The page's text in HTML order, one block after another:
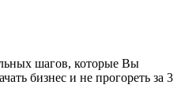
шагов, которые Вы
бизнес и не прогореть за 3